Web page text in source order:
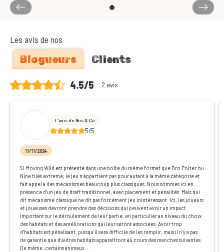
Les avis de nos
Blogueurs Clients
4.5/5 2 avis
L'avis de Gus & Co
5/5
11/11/2024
Si Moving Wild est présenté dans une boîte du même format que Dro Polter ou
Nine tiles extreme, le jeu n’appartient pas pour autant à la même catégorie et
fait appel à des mécanismes beaucoup plus classiques. Nous sommes ici en
présence d’un jeu de draft traditionnel, avec placement et pénalités. Mais qui
dit mécanisme classique ne dit pas forcément jeu inintéressant. Ici, les joueurs
et joueuses devront prendre des décisions qui peuvent avoir un impact
important sur le déroulement de leur partie, en particulier au niveau du choix
des habitats et des améliorations qui leur seront associées. Avoir trop
d’habitats est pénalisant, puisqu’il sera difficile de les remplir, mais il n’y a pas
de garantie que d’autres habitats apparaîtront au cours des manches suivantes.
De même, certains animaux ...